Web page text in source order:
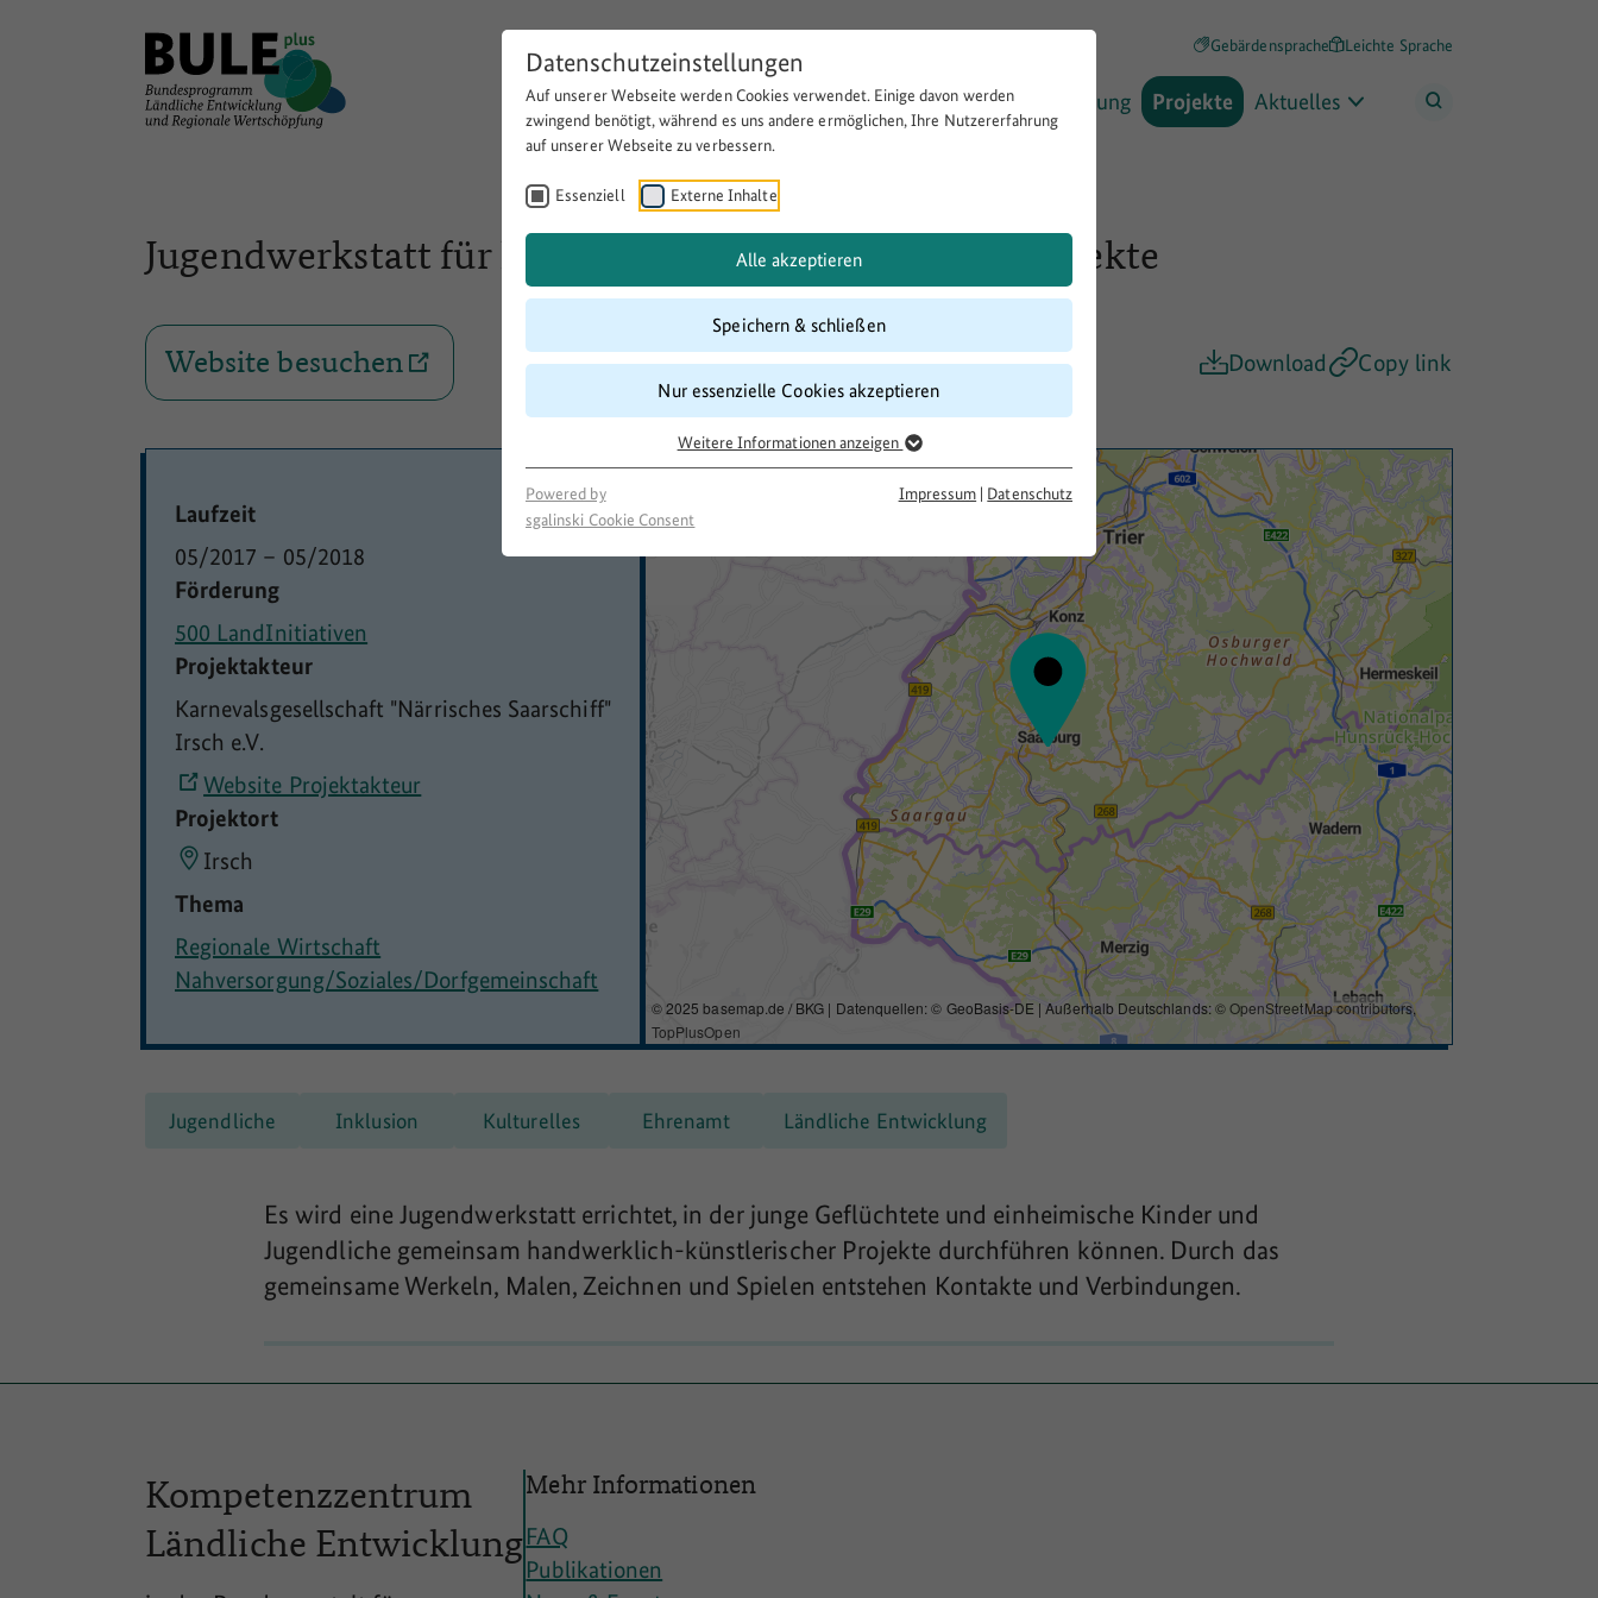
Datenschutzeinstellungen
Auf unserer Webseite werden Cookies verwendet. Einige davon werden
zwingend benötigt, während es uns andere ermöglichen, Ihre Nutzererfahrung
auf unserer Webseite zu verbessern.
Essenziell Externe Inhalte
Alle akzeptieren
Speichern & schließen
Nur essenzielle Cookies akzeptieren
Weitere Informationen anzeigen
Powered by
sgalinski Cookie Consent
Impressum | Datenschutz
Gebärdensprache Leichte Sprache
Über BULEplus Themen Förderung Projekte Aktuelles
Jugendwerkstatt für handwerklich-künstlerischer Projekte
Website besuchen Download Copy link
Laufzeit
05/2017 – 05/2018
Förderung
500 LandInitiativen
Projektakteur
Karnevalsgesellschaft "Närrisches Saarschiff"
Irsch e.V.
Website Projektakteur
Projektort
Irsch
Thema
Regionale Wirtschaft
Nahversorgung/Soziales/Dorfgemeinschaft
© 2025 basemap.de / BKG | Datenquellen: © GeoBasis-DE | Außerhalb Deutschlands: ©OpenStreetMap contributors,
TopPlusOpen
Jugendliche Inklusion Kulturelles Ehrenamt Ländliche Entwicklung
Es wird eine Jugendwerkstatt errichtet, in der junge Geflüchtete und einheimische Kinder und
Jugendliche gemeinsam handwerklich-künstlerischer Projekte durchführen können. Durch das
gemeinsame Werkeln, Malen, Zeichnen und Spielen entstehen Kontakte und Verbindungen.
Kompetenzzentrum
Ländliche Entwicklung
Mehr Informationen
FAQ
Publikationen